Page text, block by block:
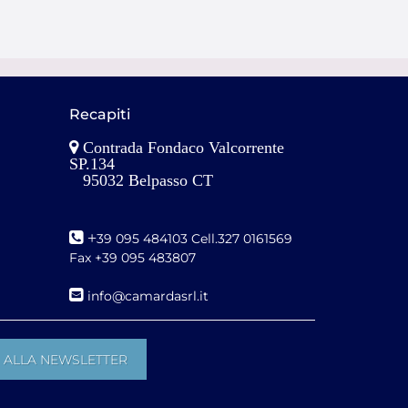
Recapiti
Contrada Fondaco Valcorrente
SP.134
95032 Belpasso CT
+39 095 484103 Cell.327 0161569
Fax +39 095 483807
info@camardasrl.it